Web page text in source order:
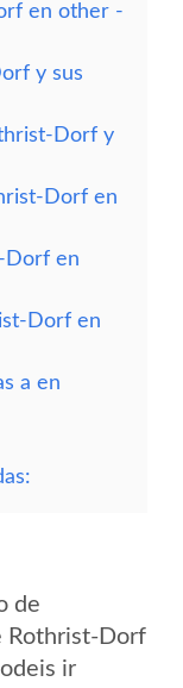
en other -
y sus
Dorf y
Dorf en
Dorf en
Dorf en
a en
de
Rothrist-Dorf
ir